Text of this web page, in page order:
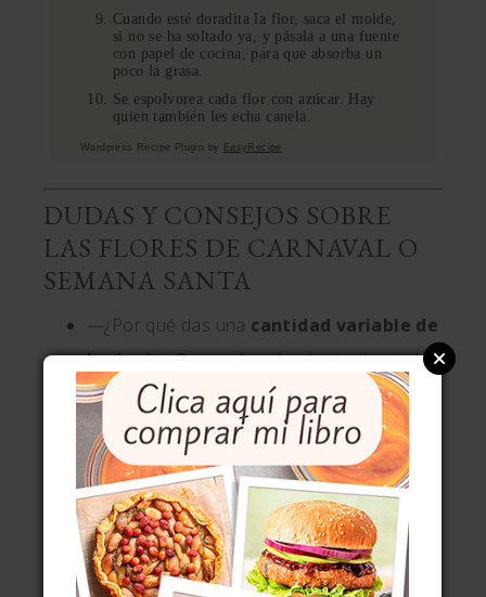
Cuando esté doradita la flor, saca el molde,
si no se ha soltado ya, y pásala a una fuente
con papel de cocina, para que absorba un
poco la grasa.
Se espolvorea cada flor con azúcar. Hay
quien también les echa canela.
Wordpress Recipe Plugin by EasyRecipe
DUDAS Y CONSEJOS SOBRE
LAS FLORES DE CARNAVAL O
SEMANA SANTA
—¿Por qué das una cantidad variable de
harina?— Porque las abuelas tenían toda
la razón cuando decían de las masasde
harina, la que admitaa. La cantidad de
líquido que absorbe cada harina es distinta
y es más que posible que haya que ajustar.
—¿No quedan demasiadograsientas
flores?— Si las fríes a la temperatura